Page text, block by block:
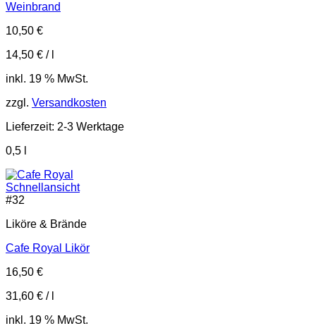
Weinbrand
10,50 €
14,50 € /
inkl. 19 % MwSt.
zzgl. Versandkosten
Lieferzeit: 2-3 Werktage
0,5
Schnellansicht
#32
Liköre & Brände
Cafe Royal Likör
16,50 €
31,60 € /
inkl. 19 % MwSt.